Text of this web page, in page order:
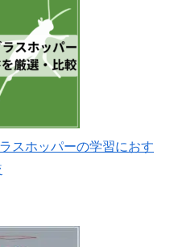
スホッパーの学習におす